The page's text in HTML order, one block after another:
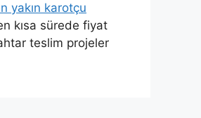
yakın karotçu
kısa sürede fiyat
teslim projeler